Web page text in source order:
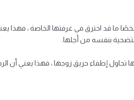
ما قد احترق في غرفتها الخاصة ، فهذا
بنفسه من أجلها.
تحاول إطفاء حريق زوجها ، فهذا يعني